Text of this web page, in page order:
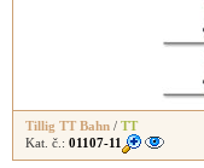
Tillig TT Bahn / TT
Kat. č.: 01107-11